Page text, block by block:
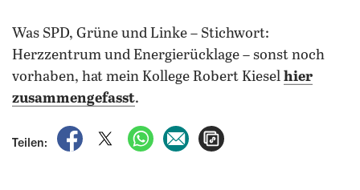
Was SPD, Grüne und Linke – Stichwort:
Herzzentrum und Energierücklage – sonst noch
vorhaben, hat mein Kollege Robert Kiesel hier
zusammengefasst.
Teilen:
auf Facebook teilen
auf X teilenper WhatsApp teilen
per E-Mail teilen